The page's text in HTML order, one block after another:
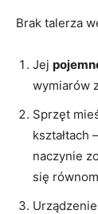
Brak talerza
Jej
wymiarów
Sprzęt
kształtach
naczynie
się